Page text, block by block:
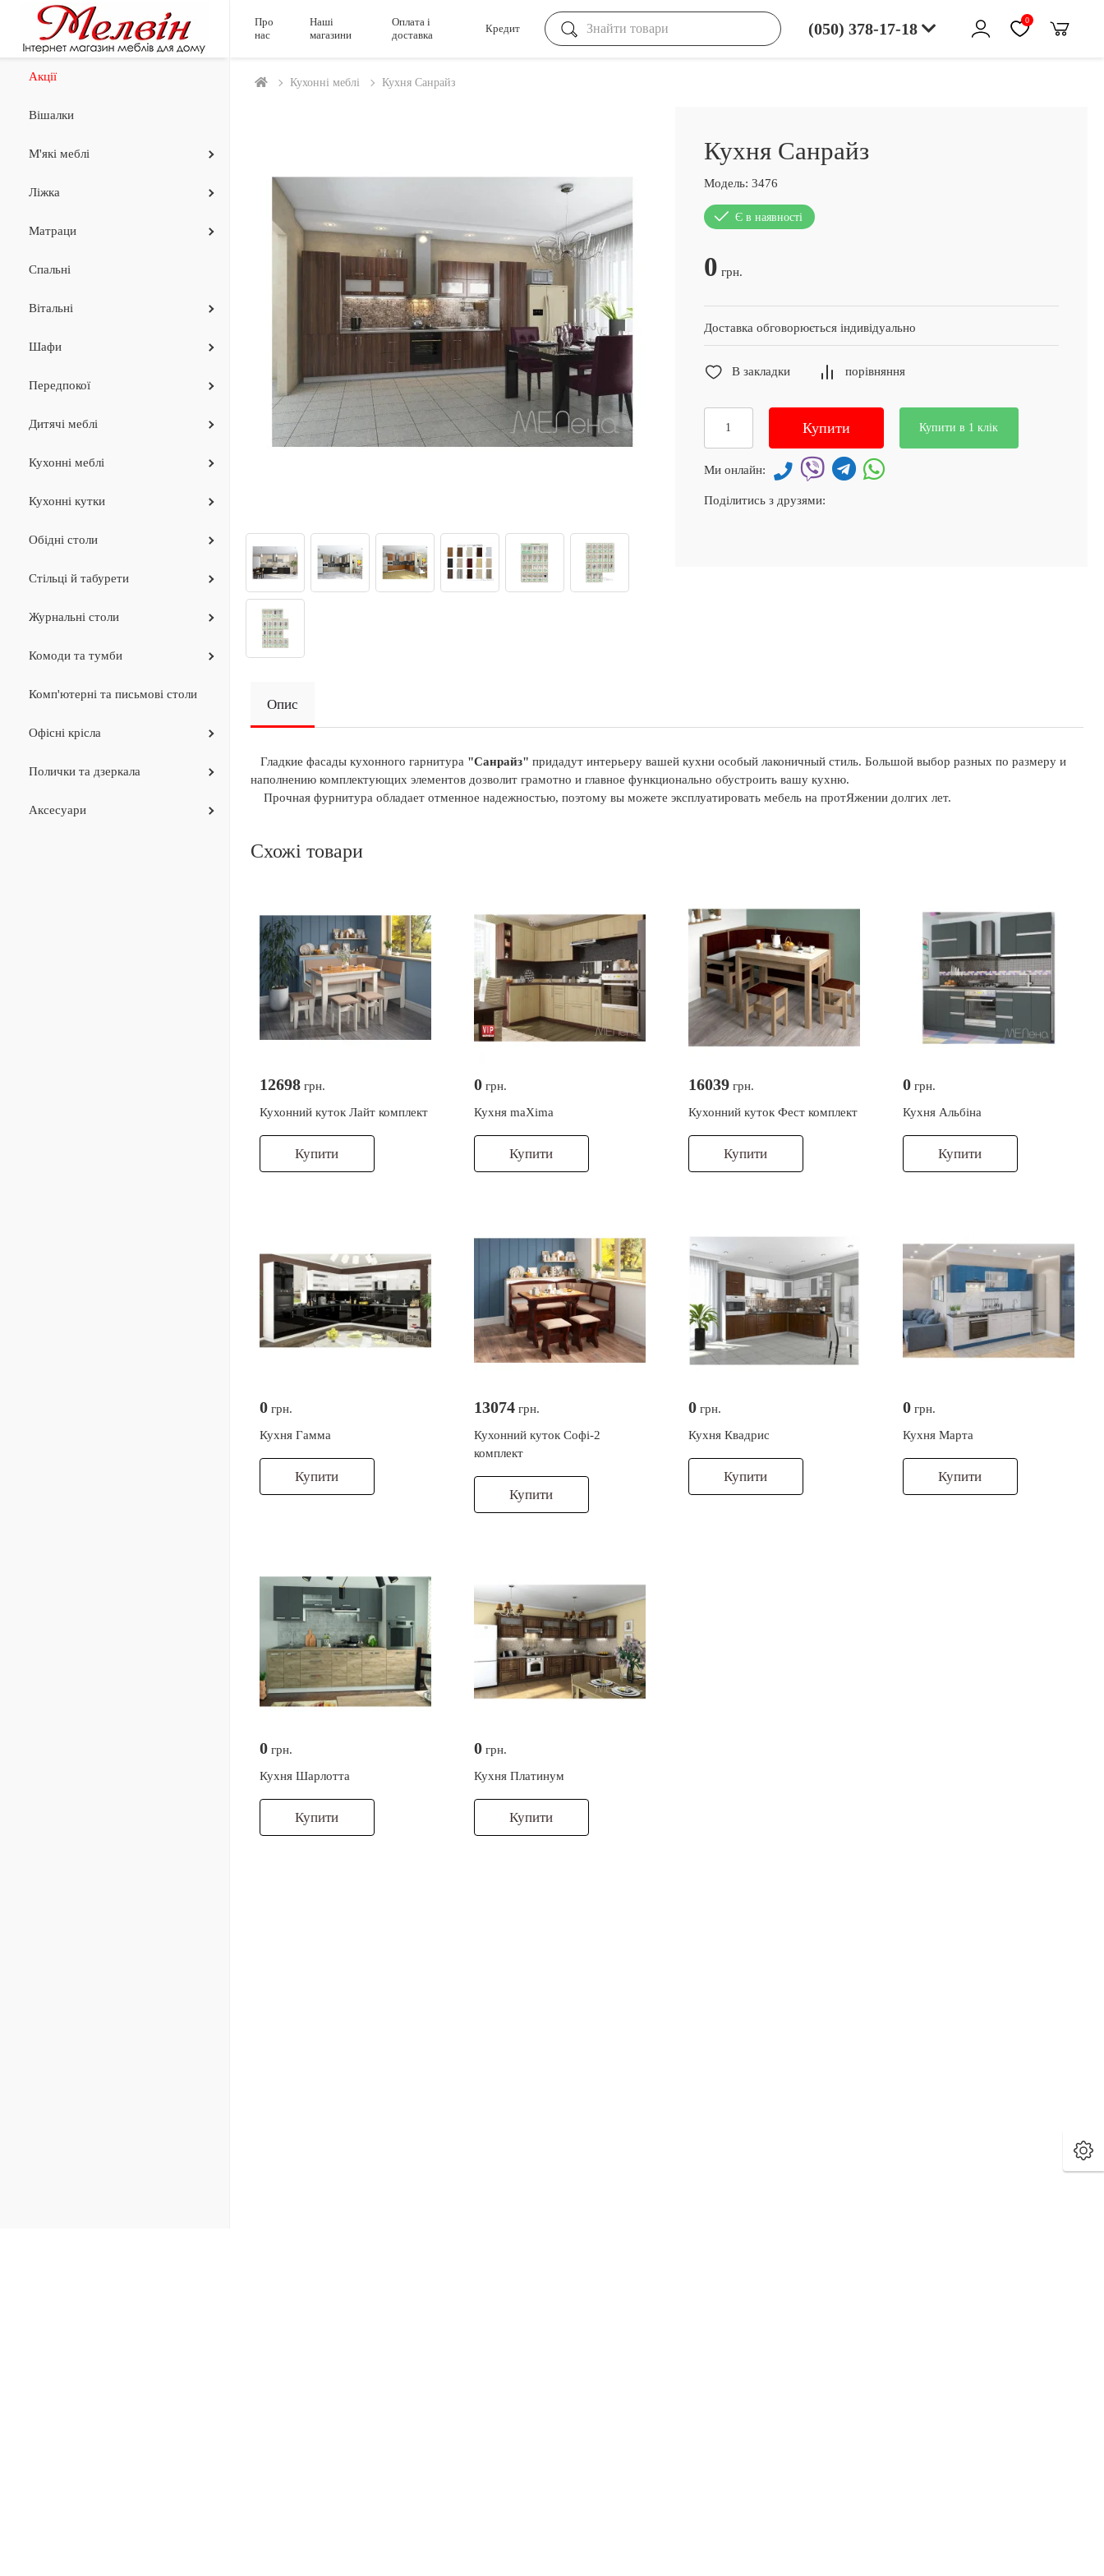
Про
нас
Наші
магазини
Оплата і
доставка
Кредит (050) 378-17-18 0
Акції
Вішалки
М'які меблі
Ліжка
Матраци
Спальні
Вiтальнi
Шафи
Передпокої
Дитячi меблi
Кухонні меблі
Кухоннi кутки
Обідні столи
Стільці й табурети
Журнальнi столи
Комоди та тумби
Комп'ютерні та письмові столи
Офiснi крiсла
Полички та дзеркала
Аксесуари
Кухонні меблі Кухня Санрайз
Кухня Санрайз
Модель: 3476
Є в наявності
0 грн.
Доставка обговорюється індивідуально
В закладки порівняння
Купити Купити в 1 клік
Ми онлайн:
Поділитись з друзями:
Опис
Гладкие фасады кухонного гарнитура "Санрайз" придадут интерьеру вашей кухни особый лаконичный стиль. Большой выбор разных по размеру и
наполнению комплектующих элементов дозволит грамотно и главное функционально обустроить вашу кухню.
Прочная фурнитура обладает отменное надежностью, поэтому вы можете эксплуатировать мебель на протЯжении долгих лет.
Схожі товари
12698грн.
Кухонний куток Лайт комплект
Купити
0грн.
Кухня maXima
Купити
16039грн.
Кухонний куток Фест комплект
Купити
0грн.
Кухня Альбіна
Купити
0грн.
Кухня Гамма
Купити
13074грн.
Кухонний куток Софі-2
комплект
Купити
0грн.
Кухня Квадрис
Купити
0грн.
Кухня Марта
Купити
0грн.
Кухня Шарлотта
Купити
0грн.
Кухня Платинум
Купити